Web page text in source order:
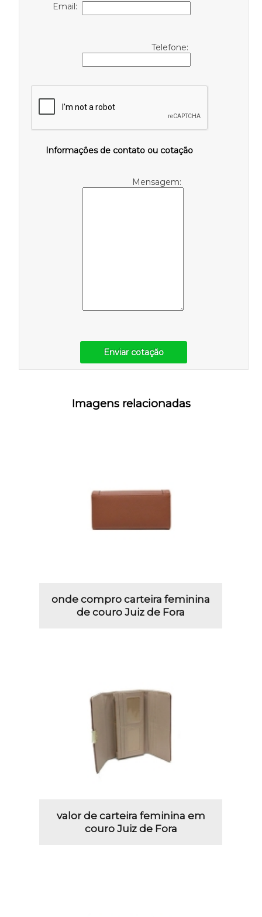
Email:
Telefone:
Informações de contato ou cotação
Mensagem:
Enviar cotação
Imagens relacionadas
onde compro carteira feminina
de couro Juiz de Fora
valor de carteira feminina em
couro Juiz de Fora